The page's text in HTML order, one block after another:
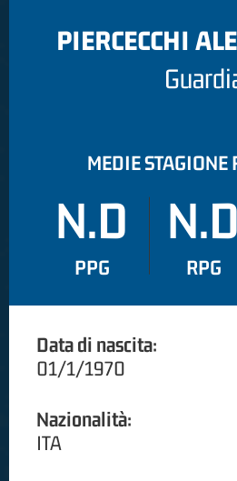
PIERCECCHI
MEDIE STAGIONE
N.D
PPG
N.D
RPG
Data di nascita:
01/1/1970
Nazionalità:
ITA